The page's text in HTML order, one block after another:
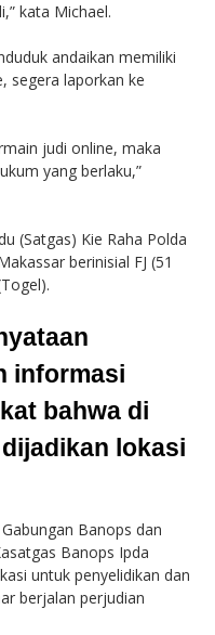
kata Michael.
andaikan memiliki
segera laporkan ke
judi online, maka
yang berlaku,”
(Satgas) Kie Raha Polda
berinisial FJ (51
informasi
bahwa di
lokasi
Banops dan
Banops Ipda
untuk penyelidikan dan
berjalan perjudian